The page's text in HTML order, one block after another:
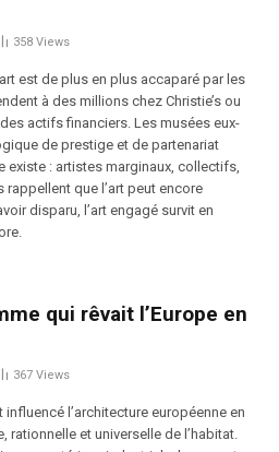
358 Views
est de plus en plus accaparé par les
à des millions chez Christie’s ou
actifs financiers. Les musées eux-
de prestige et de partenariat
existe : artistes marginaux, collectifs,
que l’art peut encore
disparu, l’art engagé survit en
qui rêvait l’Europe en
367 Views
l’architecture européenne en
rationnelle et universelle de l’habitat.